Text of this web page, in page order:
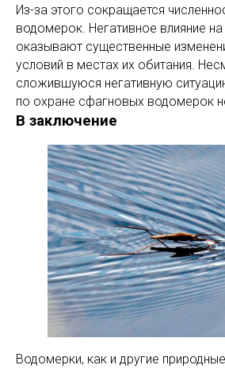
Из-за этого сокращается
водомерок. Негативное влияние
оказывают существенные
условий в местах их обитания.
сложившуюся негативную
по охране сфагновых водомерок
В заключение
Водомерки, как и другие